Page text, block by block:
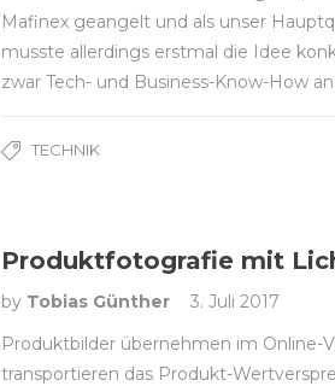
Mafinex geangelt und als unser
musste allerdings erstmal die Idee
zwar Tech- und Business-Know-How
TECHNIK
Produktfotografie mit
by Tobias Günther
3. Juli 2017
Produktbilder übernehmen im Online-
transportieren das Produkt-